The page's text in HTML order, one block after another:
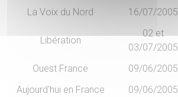
La Voix du Nord
16/07/2005
Libération
02 et
03/07/2005
Ouest France 09/06/2005
Aujourd'hui en France
09/06/2005